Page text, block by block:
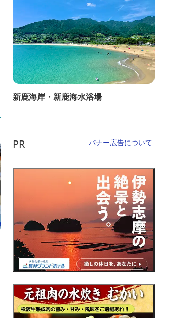
売店 志摩ばなし
開催日：毎年6月下旬～8月下旬
直線距離：13.4km
金剛證寺のスイレン【花】
新鹿海岸・新鹿海水浴場
PR バナー広告について